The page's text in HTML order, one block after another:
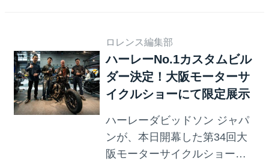
ロレンス編集部
ハーレーNo.1カスタムビル
ダー決定！大阪モーターサ
イクルショーにて限定展示
ハーレーダビッドソン ジャパ
ンが、本日開幕した第34回大
阪モーターサイクルショー内